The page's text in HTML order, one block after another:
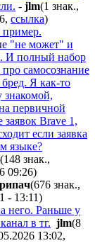
- jlm(1 знак.,
, ссылка)
"не может" и
И полный набор
самосознание
Я как-то
знакомой,
первичной
заявок Brave 1,
если заявка
языке?
(148 знак.,
09:26)
(676 знак.,
- 13:11)
него. Раньше у
в тг. jlm(8
13:02,